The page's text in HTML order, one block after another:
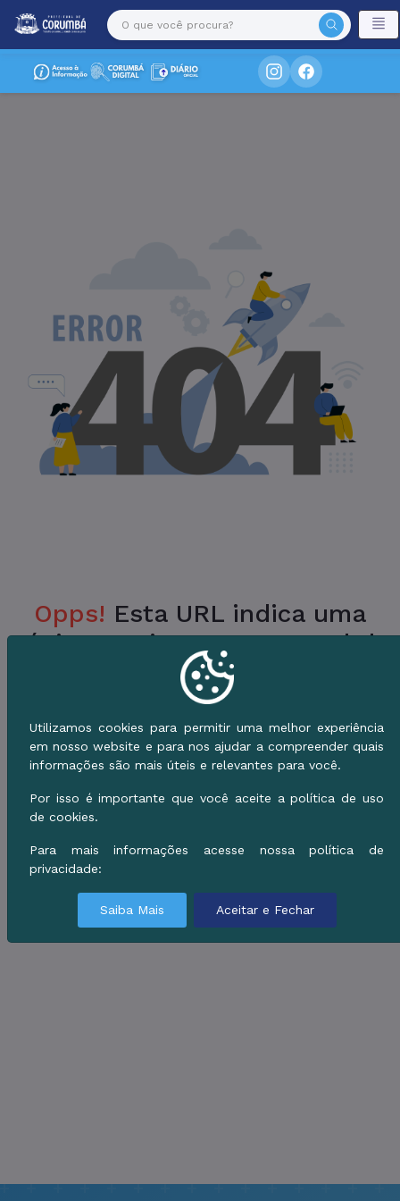
Opps! Esta URL indica uma
Página Inexistente no Portal da
Prefeitura.
Verifique a URL ou vá para o Início e use o
Menu de Serviços.
Utilizamos cookies para permitir uma melhor experiência
em nosso website e para nos ajudar a compreender quais
informações são mais úteis e relevantes para você.
Por isso é importante que você aceite a política de uso
de cookies.
Para mais informações acesse nossa política de
privacidade:
Saiba Mais Aceitar e Fechar